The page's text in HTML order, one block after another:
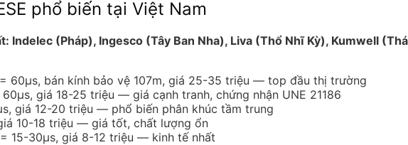
phổ biến tại Việt Nam
Indelec (Pháp), Ingesco (Tây Ban Nha), Liva (Thổ Nhĩ Kỳ), Kumwell
60μs, bán kính bảo vệ 107m, giá 25-35 triệu — top đầu thị trường
giá 18-25 triệu — giá cạnh tranh, chứng nhận UNE 21186
giá 12-20 triệu — phổ biến phân khúc tầm trung
10-18 triệu — giá tốt, chất lượng ổn
15-30μs, giá 8-12 triệu — kinh tế nhất